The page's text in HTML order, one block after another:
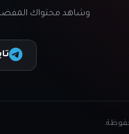
وشاهد محتواك